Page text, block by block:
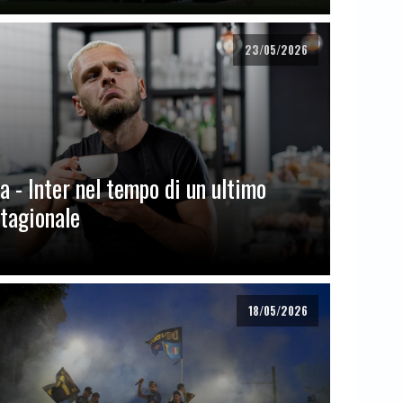
23/05/2026
- Inter nel tempo di un ultimo
18/05/2026